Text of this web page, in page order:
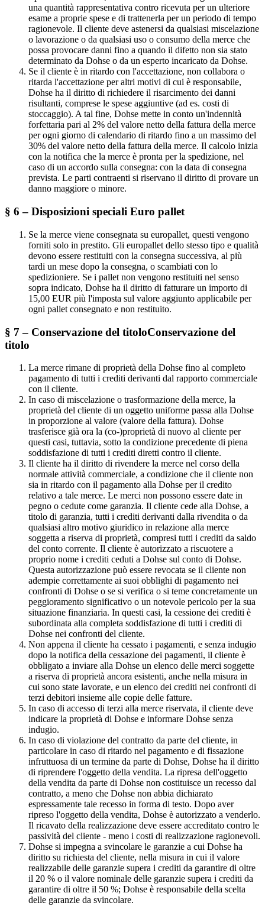
una quantità rappresentativa contro ricevuta per un ulteriore
esame a proprie spese e di trattenerla per un periodo di tempo
ragionevole. Il cliente deve astenersi da qualsiasi miscelazione
o lavorazione o da qualsiasi uso o consumo della merce che
possa provocare danni fino a quando il difetto non sia stato
determinato da Dohse o da un esperto incaricato da Dohse.
Se il cliente è in ritardo con l'accettazione, non collabora o
ritarda l'accettazione per altri motivi di cui è responsabile,
Dohse ha il diritto di richiedere il risarcimento dei danni
risultanti, comprese le spese aggiuntive (ad es. costi di
stoccaggio). A tal fine, Dohse mette in conto un'indennità
forfettaria pari al 2% del valore netto della fattura della merce
per ogni giorno di calendario di ritardo fino a un massimo del
30% del valore netto della fattura della merce. Il calcolo inizia
con la notifica che la merce è pronta per la spedizione, nel
caso di un accordo sulla consegna: con la data di consegna
prevista. Le parti contraenti si riservano il diritto di provare un
danno maggiore o minore.
§ 6 – Disposizioni speciali Euro pallet
Se la merce viene consegnata su europallet, questi vengono
forniti solo in prestito. Gli europallet dello stesso tipo e qualità
devono essere restituiti con la consegna successiva, al più
tardi un mese dopo la consegna, o scambiati con lo
spedizioniere. Se i pallet non vengono restituiti nel senso
sopra indicato, Dohse ha il diritto di fatturare un importo di
15,00 EUR più l'imposta sul valore aggiunto applicabile per
ogni pallet consegnato e non restituito.
§ 7 – Conservazione del titoloConservazione del
titolo
La merce rimane di proprietà della Dohse fino al completo
pagamento di tutti i crediti derivanti dal rapporto commerciale
con il cliente.
In caso di miscelazione o trasformazione della merce, la
proprietà del cliente di un oggetto uniforme passa alla Dohse
in proporzione al valore (valore della fattura). Dohse
trasferisce già ora la (co-)proprietà di nuovo al cliente per
questi casi, tuttavia, sotto la condizione precedente di piena
soddisfazione di tutti i crediti diretti contro il cliente.
Il cliente ha il diritto di rivendere la merce nel corso della
normale attività commerciale, a condizione che il cliente non
sia in ritardo con il pagamento alla Dohse per il credito
relativo a tale merce. Le merci non possono essere date in
pegno o cedute come garanzia. Il cliente cede alla Dohse, a
titolo di garanzia, tutti i crediti derivanti dalla rivendita o da
qualsiasi altro motivo giuridico in relazione alla merce
soggetta a riserva di proprietà, compresi tutti i crediti da saldo
del conto corrente. Il cliente è autorizzato a riscuotere a
proprio nome i crediti ceduti a Dohse sul conto di Dohse.
Questa autorizzazione può essere revocata se il cliente non
adempie correttamente ai suoi obblighi di pagamento nei
confronti di Dohse o se si verifica o si teme concretamente un
peggioramento significativo o un notevole pericolo per la sua
situazione finanziaria. In questi casi, la cessione dei crediti è
subordinata alla completa soddisfazione di tutti i crediti di
Dohse nei confronti del cliente.
Non appena il cliente ha cessato i pagamenti, e senza indugio
dopo la notifica della cessazione dei pagamenti, il cliente è
obbligato a inviare alla Dohse un elenco delle merci soggette
a riserva di proprietà ancora esistenti, anche nella misura in
cui sono state lavorate, e un elenco dei crediti nei confronti di
terzi debitori insieme alle copie delle fatture.
In caso di accesso di terzi alla merce riservata, il cliente deve
indicare la proprietà di Dohse e informare Dohse senza
indugio.
In caso di violazione del contratto da parte del cliente, in
particolare in caso di ritardo nel pagamento e di fissazione
infruttuosa di un termine da parte di Dohse, Dohse ha il diritto
di riprendere l'oggetto della vendita. La ripresa dell'oggetto
della vendita da parte di Dohse non costituisce un recesso dal
contratto, a meno che Dohse non abbia dichiarato
espressamente tale recesso in forma di testo. Dopo aver
ripreso l'oggetto della vendita, Dohse è autorizzato a venderlo.
Il ricavato della realizzazione deve essere accreditato contro le
passività del cliente - meno i costi di realizzazione ragionevoli.
Dohse si impegna a svincolare le garanzie a cui Dohse ha
diritto su richiesta del cliente, nella misura in cui il valore
realizzabile delle garanzie supera i crediti da garantire di oltre
il 20 % o il valore nominale delle garanzie supera i crediti da
garantire di oltre il 50 %; Dohse è responsabile della scelta
delle garanzie da svincolare.